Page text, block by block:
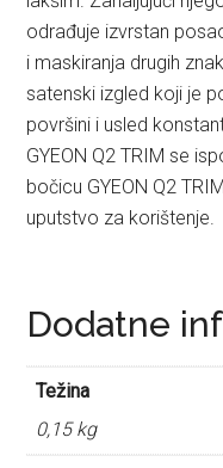
odrađuje izvrstan
i maskiranja drugih
satenski izgled koji je
površini i usled
GYEON Q2 TRIM se
bočicu GYEON Q2
uputstvo za korištenje.
Dodatne
Težina
0,15 kg